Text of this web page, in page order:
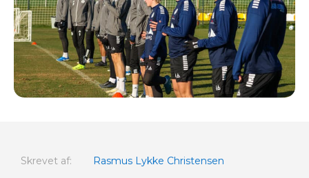
Skrevet af: Rasmus Lykke Christensen